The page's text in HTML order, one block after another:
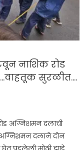
नाशिक रोड
सुरळीत….
अग्निशमन दलाची
दलाने दोन